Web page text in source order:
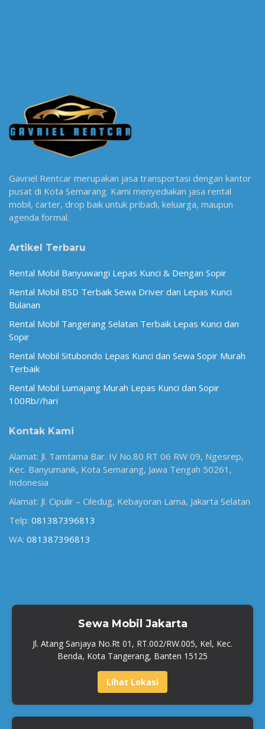
Gavriel Rentcar merupakan jasa transportasi dengan kantor
pusat di Kota Semarang. Kami menyediakan jasa rental
mobil, carter, drop baik untuk pribadi, keluarga, maupun
agenda formal.
Artikel Terbaru
Rental Mobil Banyuwangi Lepas Kunci & Dengan Sopir
Rental Mobil BSD Terbaik Sewa Driver dan Lepas Kunci
Bulanan
Rental Mobil Tangerang Selatan Terbaik Lepas Kunci dan
Sopir
Rental Mobil Situbondo Lepas Kunci dan Sewa Sopir Murah
Terbaik
Rental Mobil Lumajang Murah Lepas Kunci dan Sopir
100Rb//hari
Kontak Kami
Alamat: Jl. Tamtama Bar. IV No.80 RT 06 RW 09, Ngesrep,
Kec. Banyumanik, Kota Semarang, Jawa Tengah 50261,
Indonesia
Alamat: Jl. Cipulir – Ciledug, Kebayoran Lama, Jakarta Selatan
Telp: 081387396813
WA: 081387396813
Sewa Mobil Jakarta
Jl. Atang Sanjaya No.Rt 01, RT.002/RW.005, Kel, Kec.
Benda, Kota Tangerang, Banten 15125
Lihat Lokasi